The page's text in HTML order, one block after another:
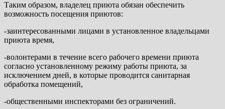
Таким образом, владелец приюта обязан обеспечить
возможность посещения приютов:
-заинтересованными лицами в установленное владельцами
приюта время,
-волонтерами в течение всего рабочего времени приюта
согласно установленному режиму работы приюта, за
исключением дней, в которые проводится санитарная
обработка помещений,
-общественными инспекторами без ограничений.